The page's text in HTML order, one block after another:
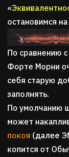
«
остановимся
По сравнению
Форте Морни
себя старую
заполнять.
По умолчанию
может
покоя (далее
копится от